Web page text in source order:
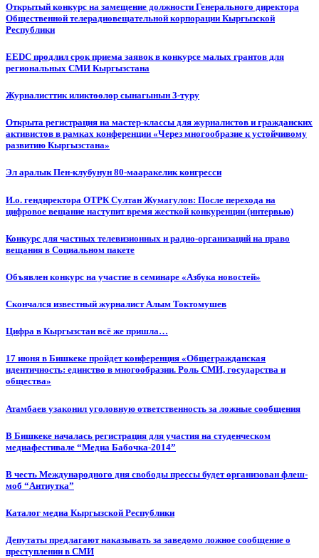
Открытый конкурс на замещение должности Генерального директора
Общественной телерадиовещательной корпорации Кыргызской
Республики
EEDC продлил срок приема заявок в конкурсе малых грантов для
региональных СМИ Кыргызстана
Журналисттик иликтөөлөр сынагынын 3-туру
Открыта регистрация на мастер-классы для журналистов и гражданских
активистов в рамках конференции «Через многообразие к устойчивому
развитию Кыргызстана»
Эл аралык Пен-клубунун 80-мааракелик конгресси
И.о. гендиректора ОТРК Султан Жумагулов: После перехода на
цифровое вещание наступит время жесткой конкуренции (интервью)
Конкурс для частных телевизионных и радио-организаций на право
вещания в Социальном пакете
Объявлен конкурс на участие в семинаре «Азбука новостей»
Cкончался известный журналист Алым Токтомушев
Цифра в Кыргызстан всё же пришла…
17 июня в Бишкеке пройдет конференция «Общегражданская
идентичность: единство в многообразии. Роль СМИ, государства и
общества»
Атамбаев узаконил уголовную ответственность за ложные сообщения
В Бишкеке началась регистрация для участия на студенческом
медиафестивале “Медиа Бабочка-2014”
В честь Международного дня свободы прессы будет организован флеш-
моб “Антиутка”
Каталог медиа Кыргызской Республики
Депутаты предлагают наказывать за заведомо ложное сообщение о
преступлении в СМИ